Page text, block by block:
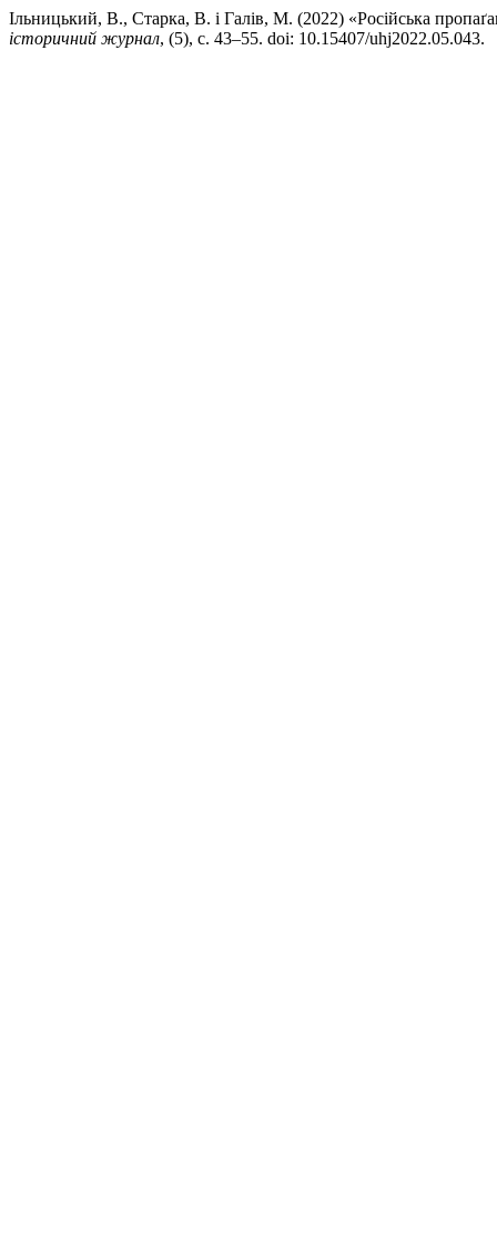
Ільницький, В., Старка, В. і Галів, М. (2022) «Російська
історичний журнал, (5), с. 43–55. doi: 10.15407/uhj2022.05.043.